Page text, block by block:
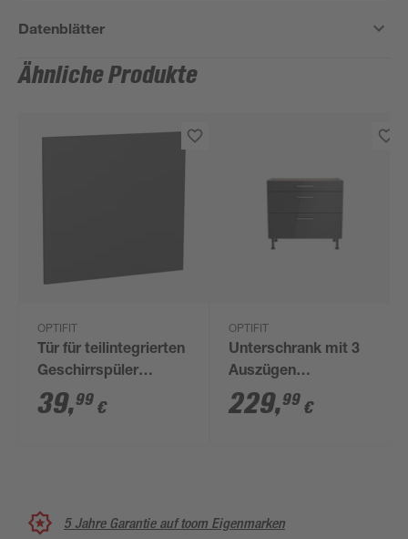
Datenblätter
Ähnliche Produkte
OPTIFIT
Tür für teilintegrierten
Geschirrspüler
'Optikomfort
Linus984' anthrazit 60
39,99 €
OPTIFIT
Unterschrank mit 3
Auszügen
'Optikomfort
Jonte984'
229,99 €
5 Jahre Garantie auf toom Eigenmarken